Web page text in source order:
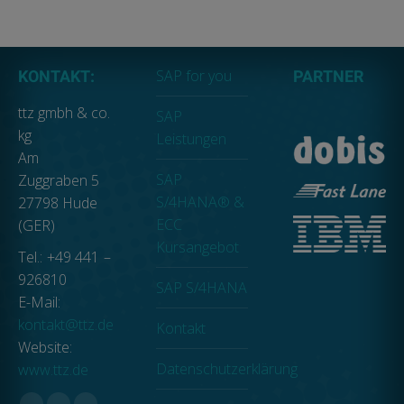
KONTAKT:
ttz gmbh & co.
kg
Am
Zuggraben 5
27798 Hude
(GER)
Tel.: +49 441 –
926810
E-Mail:
kontakt@ttz.de
Website:
www.ttz.de
SAP for you
SAP
Leistungen
SAP
S/4HANA® &
ECC
Kursangebot
SAP S/4HANA
Kontakt
Datenschutzerklärung
PARTNER